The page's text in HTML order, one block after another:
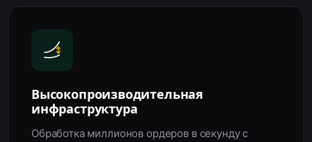
Высокопроизводительная
инфраструктура
Обработка миллионов ордеров в секунду с